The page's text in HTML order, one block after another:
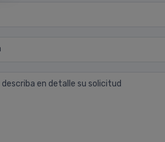
en detalle su solicitud